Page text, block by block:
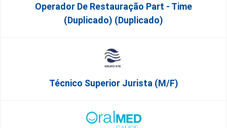
Operador De Restauração Part - Time
(Duplicado) (Duplicado)
Técnico Superior Jurista (m/f)